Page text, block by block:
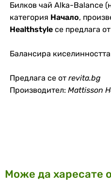
Билков чай Alka-Balance
категория Начало,
Healthstyle се предлага от
Балансира
Предлага се от revita.bg
Производител: Mattisson
Може да харесате